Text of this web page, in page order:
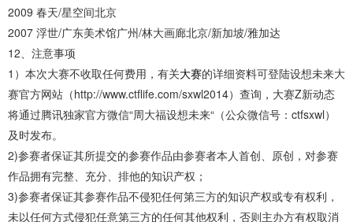
2009 春天/星空间北京
2007 浮世/广东美术馆广州/林大画廊北京/新加坡/雅加达
12、注意事项
1）本次大赛不收取任何费用，有关大赛的详细资料可登陆设想未来大
赛官方网站（http://www.ctflife.com/sxwl2014）查询，大赛Z新动态
将通过腾讯独家官方微信“周大福设想未来“（公众微信号：ctfsxwl）
及时发布。
2)参赛者保证其所提交的参赛作品由参赛者本人首创、原创，对参赛
作品拥有完整、充分、排他的知识产权；
3)参赛者保证其参赛作品不侵犯任何第三方的知识产权或专有权利，
未以任何方式侵犯任意第三方的任何其他权利，否则主办方有权取消